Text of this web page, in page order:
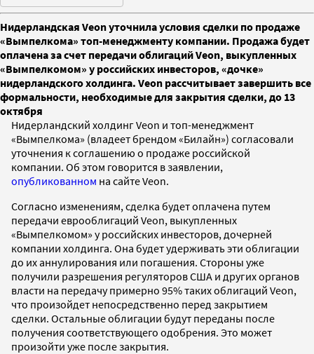
Нидерландская Veon уточнила условия сделки по продаже
«Вымпелкома» топ-менеджменту компании. Продажа будет
оплачена за счет передачи облигаций Veon, выкупленных
«Вымпелкомом» у российских инвесторов, «дочке»
нидерландского холдинга. Veon рассчитывает завершить все
формальности, необходимые для закрытия сделки, до 13
октября
Нидерландский холдинг Veon и топ-менеджмент
«Вымпелкома» (владеет брендом «Билайн») согласовали
уточнения к соглашению о продаже российской
компании. Об этом говорится в заявлении,
опубликованном на сайте Veon.
Согласно изменениям, сделка будет оплачена путем
передачи еврооблигаций Veon, выкупленных
«Вымпелкомом» у российских инвесторов, дочерней
компании холдинга. Она будет удерживать эти облигации
до их аннулирования или погашения. Стороны уже
получили разрешения регуляторов США и других органов
власти на передачу примерно 95% таких облигаций Veon,
что произойдет непосредственно перед закрытием
сделки. Остальные облигации будут переданы после
получения соответствующего одобрения. Это может
произойти уже после закрытия.